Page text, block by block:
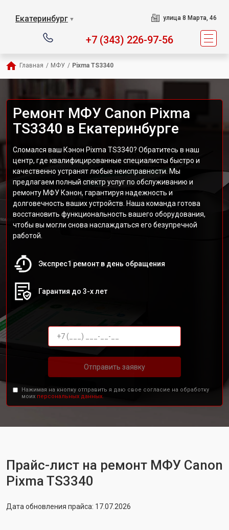
Екатеринбург ▼ улица 8 Марта, 46
+7 (343) 226-97-56
Главная / МФУ / Pixma TS3340
Ремонт МФУ Canon Pixma
TS3340 в Екатеринбурге
Сломался ваш Кэнон Pixma TS3340? Обратитесь в наш
центр, где квалифицированные специалисты быстро и
качественно устранят любые неисправности. Мы
предлагаем полный спектр услуг по обслуживанию и
ремонту МФУ Кэнон, гарантируя надежность и
долговечность ваших устройств. Наша команда готова
восстановить функциональность вашего оборудования,
чтобы вы могли снова наслаждаться его безупречной
работой.
Экспрес1 ремонт в день обращения
Гарантия до 3-х лет
Отправить заявку
Нажимая на кнопку отправить я даю свое согласие на обработку
моих персональных данных.
Прайс-лист на ремонт МФУ Canon
Pixma TS3340
Дата обновления прайса: 17.07.2026